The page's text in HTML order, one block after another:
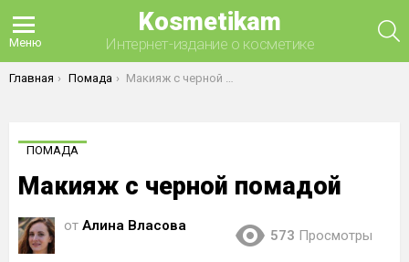
Меню
Kosmetikam
Интернет-издание о косметике
Вы здесь:
Главная Помада Макияж с черной помадой
ПОМАДА
Макияж с черной помадой
от Алина Власова
573 Просмотры